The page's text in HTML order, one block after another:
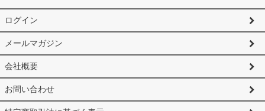
ログイン
メールマガジン
会社概要
お問い合わせ